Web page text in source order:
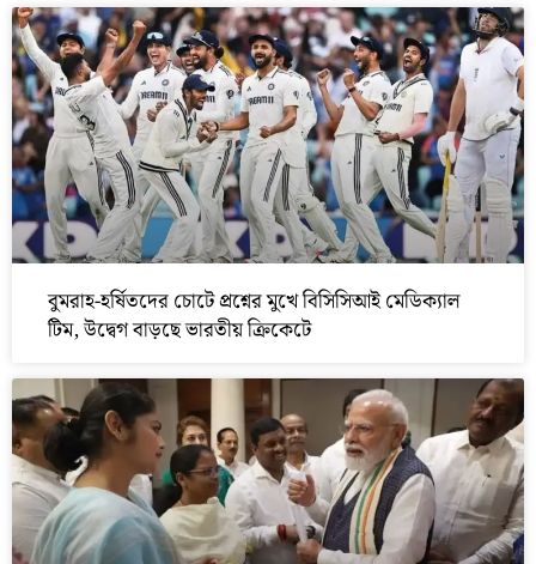
বুমরাহ-হর্ষিতদের চোটে প্রশ্নের মুখে বিসিসিআই মেডিক্যাল
টিম, উদ্বেগ বাড়ছে ভারতীয় ক্রিকেটে